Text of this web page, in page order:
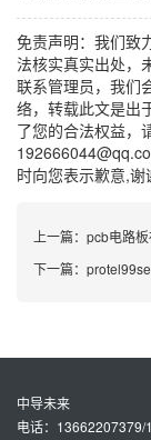
免责声明：我们致
法核实真实出处，
联系管理员，我们
络，转载此文是出
了您的合法权益，
时向您表示歉意,谢
上一篇： pcb电路
下一篇：
中导未来
电话：13662207379/